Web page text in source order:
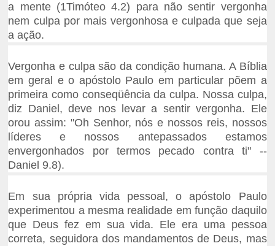
a mente (1Timóteo 4.2) para não sentir vergonha
nem culpa por mais vergonhosa e culpada que seja
a ação.
Vergonha e culpa são da condição humana. A Bíblia
em geral e o apóstolo Paulo em particular põem a
primeira como conseqüência da culpa. Nossa culpa,
diz Daniel, deve nos levar a sentir vergonha. Ele
orou assim: "Oh Senhor, nós e nossos reis, nossos
líderes e nossos antepassados estamos
envergonhados por termos pecado contra ti" --
Daniel 9.8).
Em sua própria vida pessoal, o apóstolo Paulo
experimentou a mesma realidade em função daquilo
que Deus fez em sua vida. Ele era uma pessoa
correta, seguidora dos mandamentos de Deus, mas